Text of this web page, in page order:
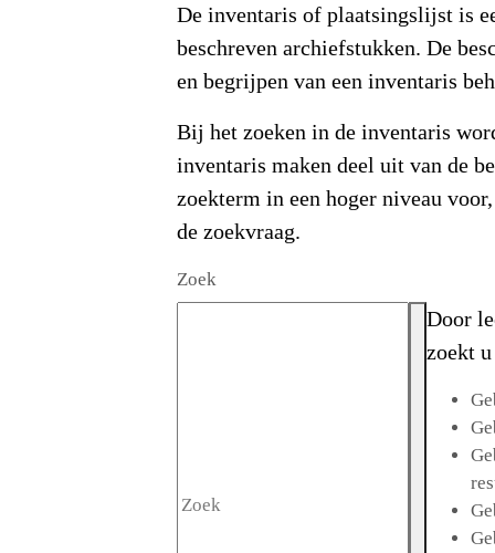
De inventaris of plaatsingslijst is
beschreven archiefstukken. De
en begrijpen van een inventaris
Bij het zoeken in de inventaris
inventaris maken deel uit van de
zoekterm in een hoger niveau
de zoekvraag.
Zoek
Door
zoekt